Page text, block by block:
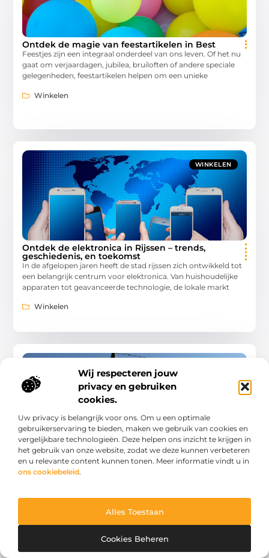
Wij respecteren jouw
privacy en gebruiken
cookies.
Uw privacy is belangrijk voor ons. Om u een optimale
gebruikerservaring te bieden, maken we gebruik van cookies en
vergelijkbare technologieën. Deze helpen ons inzicht te krijgen in
het gebruik van onze website, zodat we deze kunnen verbeteren
en u relevante content kunnen tonen. Meer informatie vindt u in
ons cookiebeleid.
Alles Toestaan
Cookies Beheren
Ontdek de magie van feestartikelen in Best
Feestjes zijn een integraal onderdeel van ons leven. Of het nu
gaat om verjaardagen, jubilea, bruiloften of andere speciale
gelegenheden, feestartikelen helpen om een unieke
Winkelen
WINKELEN
Ontdek de elektronica in Rijssen – trends,
geschiedenis, en toekomst
In de afgelopen jaren heeft de stad rijssen zich ontwikkeld tot
een belangrijk centrum voor elektronica. Van huishoudelijke
apparaten tot geavanceerde technologie, de lokale markt
Winkelen
Ontdek de voordelen van een elektricien in
Venray voor jouw woning
Als lokale bewoner, doe-het-zelver of huiseigenaar in Venray